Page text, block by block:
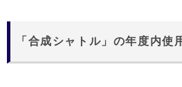
「合成シャトル」の年度内使